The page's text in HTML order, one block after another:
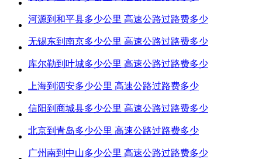
河源到和平县多少公里 高速公路过路费多少
无锡东到南京多少公里 高速公路过路费多少
库尔勒到叶城多少公里 高速公路过路费多少
上海到泗安多少公里 高速公路过路费多少
信阳到商城县多少公里 高速公路过路费多少
北京到青岛多少公里 高速公路过路费多少
广州南到中山多少公里 高速公路过路费多少